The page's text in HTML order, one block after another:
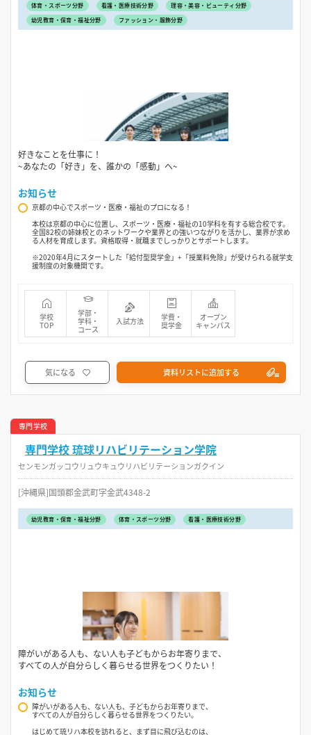
体育・スポーツ分野 看護・医療技術分野
理容・美容・ビューティ分野
幼児教育・保育・福祉分野
ファッション・服飾分野
好きなことを仕事に！
~あなたの「好き」を、誰かの「感動」へ~
お知らせ
京都の中心でスポーツ・医療・福祉のプロになる！
本校は京都の中心に位置し、スポーツ・医療・福祉の10学科を有する総合校です。
全国82校の姉妹校とのネットワークや業界との強いつながりを活かし、業界が求め
る人材を育成します。資格取得・就職までしっかりとサポートします。
※2020年4月にスタートした「給付型奨学金」+「授業料免除」が受けられる就学支
援制度の対象機関です。
学校
TOP
学部・
学科・
コース
入試方法
学費・
奨学金
オープン
キャンパス
気になる 資料リストに追加する
専門学校
専門学校 琉球リハビリテーション学院
センモンガッコウリュウキュウリハビリテーションガクイン
[沖縄県]国頭郡金武町字金武4348-2
幼児教育・保育・福祉分野 体育・スポーツ分野 看護・医療技術分野
障がいがある人も、ない人も子どもからお年寄りまで、
すべての人が自分らしく暮らせる世界をつくりたい！
お知らせ
障がいがある人も、ない人も、子どもからお年寄りまで、
すべての人が自分らしく暮らせる世界をつくりたい。
はじめて琉リハ本校を訪れると、まず目に飛び込むのは、